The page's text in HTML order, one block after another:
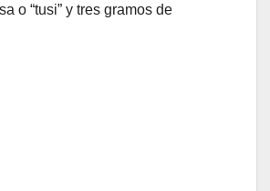
o “tusi” y tres gramos de